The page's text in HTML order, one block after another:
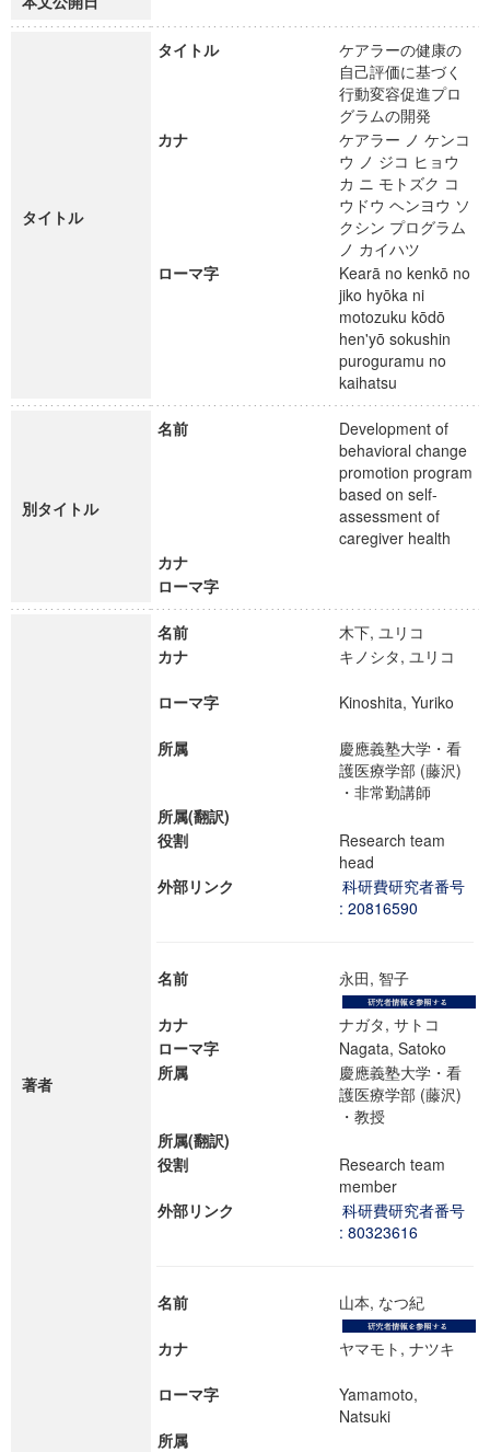
タイトル
タイトル
ケアラーの健康の
自己評価に基づく
行動変容促進プロ
グラムの開発
カナ
ケアラー ノ ケンコ
ウ ノ ジコ ヒョウ
カ ニ モトズク コ
ウドウ ヘンヨウ ソ
クシン プログラム
ノ カイハツ
ローマ字
Kearā no kenkō no
jiko hyōka ni
motozuku kōdō
hen'yō sokushin
puroguramu no
kaihatsu
別タイトル
名前
Development of
behavioral change
promotion program
based on self-
assessment of
caregiver health
カナ
ローマ字
著者
名前
木下, ユリコ
カナ
キノシタ, ユリコ
ローマ字 Kinoshita, Yuriko
所属
慶應義塾大学・看
護医療学部 (藤沢)
・非常勤講師
所属(翻訳)
役割
Research team
head
外部リンク
科研費研究者番号
: 20816590
名前 永田, 智子
カナ
ナガタ, サトコ
ローマ字
Nagata, Satoko
所属
慶應義塾大学・看
護医療学部 (藤沢)
・教授
所属(翻訳)
役割
Research team
member
外部リンク
科研費研究者番号
: 80323616
名前 山本, なつ紀
カナ ヤマモト, ナツキ
ローマ字
Yamamoto,
Natsuki
所属